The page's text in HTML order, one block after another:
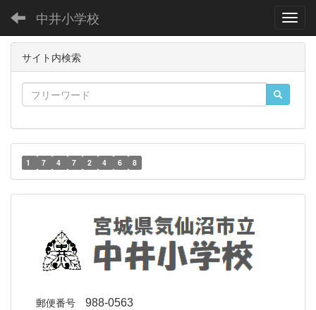
中井小学校
サイト内検索
1 7 4 7 2 4 6 8
郵便番号 988-0563